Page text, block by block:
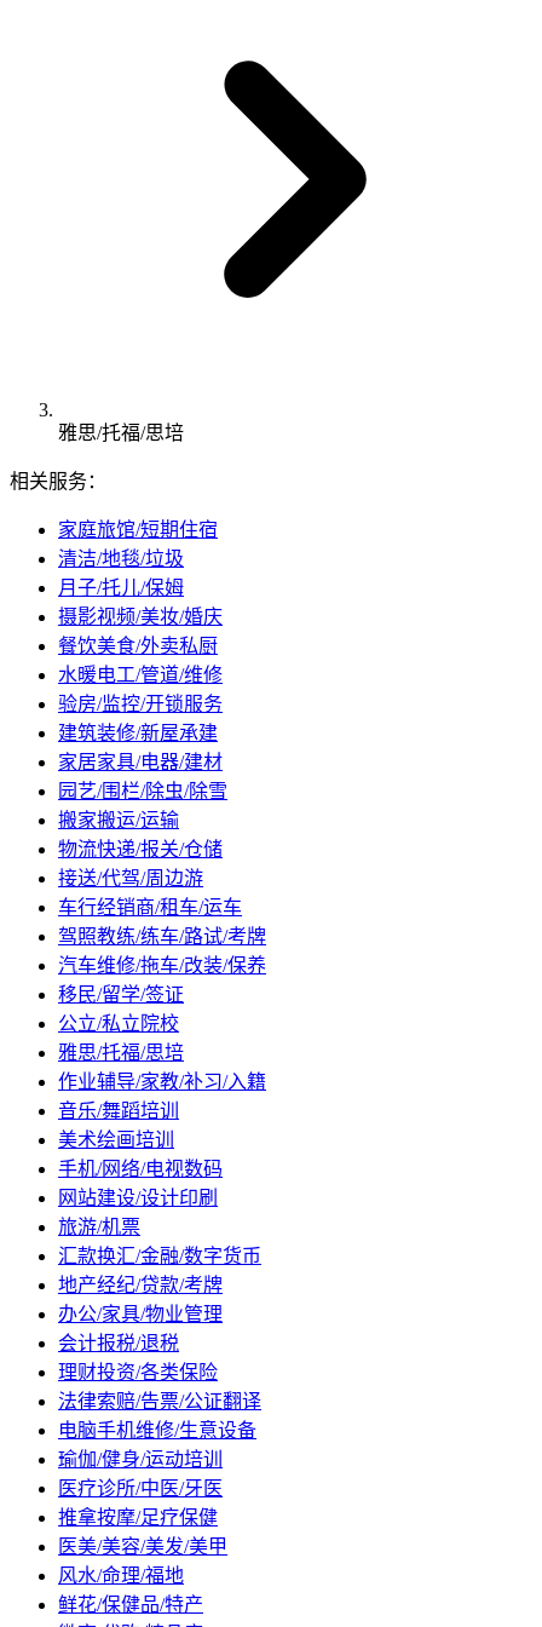
雅思/托福/思培
相关服务：
家庭旅馆/短期住宿
清洁/地毯/垃圾
月子/托儿/保姆
摄影视频/美妆/婚庆
餐饮美食/外卖私厨
水暖电工/管道/维修
验房/监控/开锁服务
建筑装修/新屋承建
家居家具/电器/建材
园艺/围栏/除虫/除雪
搬家搬运/运输
物流快递/报关/仓储
接送/代驾/周边游
车行经销商/租车/运车
驾照教练/练车/路试/考牌
汽车维修/拖车/改装/保养
移民/留学/签证
公立/私立院校
雅思/托福/思培
作业辅导/家教/补习/入籍
音乐/舞蹈培训
美术绘画培训
手机/网络/电视数码
网站建设/设计印刷
旅游/机票
汇款换汇/金融/数字货币
地产经纪/贷款/考牌
办公/家具/物业管理
会计报税/退税
理财投资/各类保险
法律索赔/告票/公证翻译
电脑手机维修/生意设备
瑜伽/健身/运动培训
医疗诊所/中医/牙医
推拿按摩/足疗保健
医美/美容/美发/美甲
风水/命理/福地
鲜花/保健品/特产